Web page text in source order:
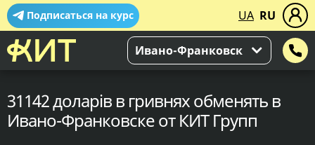
Подписаться на курс UA RU
Ивано-Франковск
31142 доларів в гривнях обменять в
Ивано-Франковске от КИТ Групп